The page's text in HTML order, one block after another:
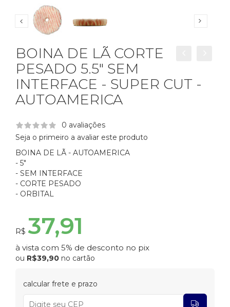
BOINA DE LÃ CORTE
PESADO 5.5" SEM
INTERFACE - SUPER CUT -
AUTOAMERICA
0 avaliações
Seja o primeiro a avaliar este produto
BOINA DE LÃ - AUTOAMERICA
- 5"
- SEM INTERFACE
- CORTE PESADO
- ORBITAL
R$ 37,91
à vista com 5% de desconto no pix
ou R$39,90 no cartão
calcular frete e prazo